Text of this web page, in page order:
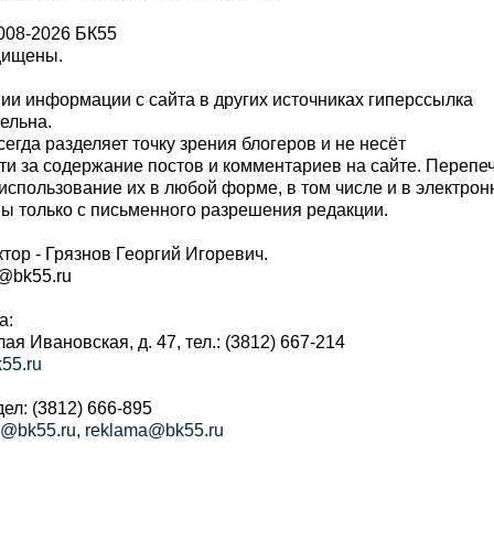
2026 БК55
информации с сайта в других источниках гиперссылка
разделяет точку зрения блогеров и не несёт
за содержание постов и комментариев на сайте.
их в любой форме, в том числе и в
с письменного разрешения редакции.
- Грязнов Георгий Игоревич.
Ивановская, д. 47, тел.: (3812) 667-214
(3812) 666-895
reklama@bk55.ru